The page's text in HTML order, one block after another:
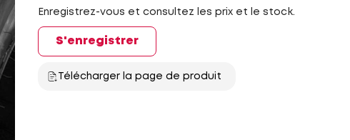
Enregistrez-vous et consultez les prix et le stock.
S'enregistrer
Télécharger la page de produit